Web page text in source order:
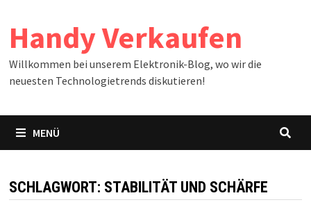
Inhalt
springen
Handy Verkaufen
Willkommen bei unserem Elektronik-Blog, wo wir die
neuesten Technologietrends diskutieren!
MENÜ
SCHLAGWORT: STABILITÄT UND SCHÄRFE